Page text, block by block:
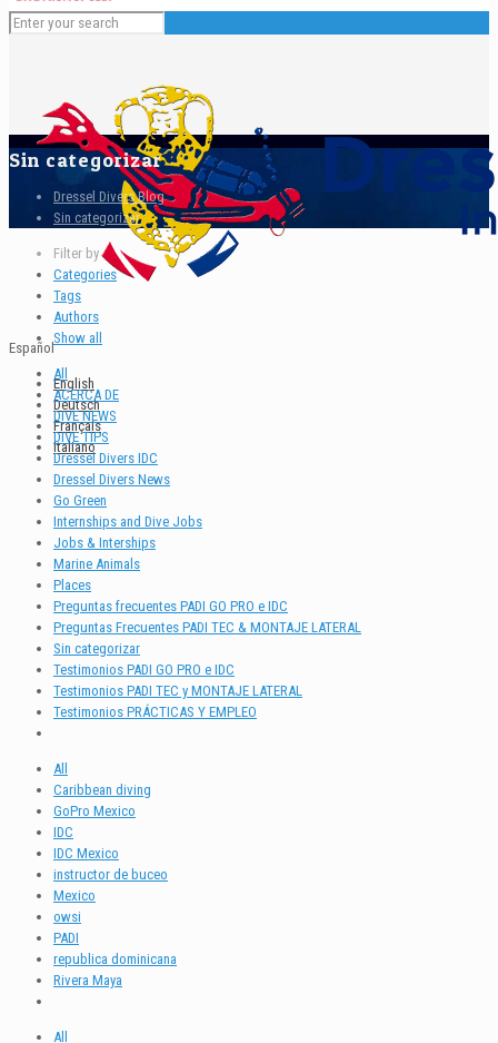
Español
English
Deutsch
Français
Italiano
Sin categorizar
Dressel Divers Blog
Sin categorizar
Filter by
Categories
Tags
Authors
Show all
All
ACERCA DE
DIVE NEWS
DIVE TIPS
Dressel Divers IDC
Dressel Divers News
Go Green
Internships and Dive Jobs
Jobs & Interships
Marine Animals
Places
Preguntas frecuentes PADI GO PRO e IDC
Preguntas Frecuentes PADI TEC & MONTAJE LATERAL
Sin categorizar
Testimonios PADI GO PRO e IDC
Testimonios PADI TEC y MONTAJE LATERAL
Testimonios PRÁCTICAS Y EMPLEO
All
Caribbean diving
GoPro Mexico
IDC
IDC Mexico
instructor de buceo
Mexico
owsi
PADI
republica dominicana
Rivera Maya
All